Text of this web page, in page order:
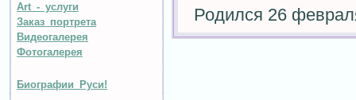
Art - услуги
Заказ портрета
Видеогалерея
Фотогалерея
Биографии Руси!
Родился 26